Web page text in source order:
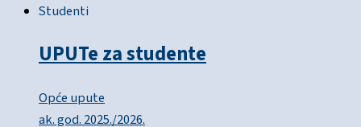
Studenti
UPUTe za studente
Opće upute
ak. god. 2025./2026.